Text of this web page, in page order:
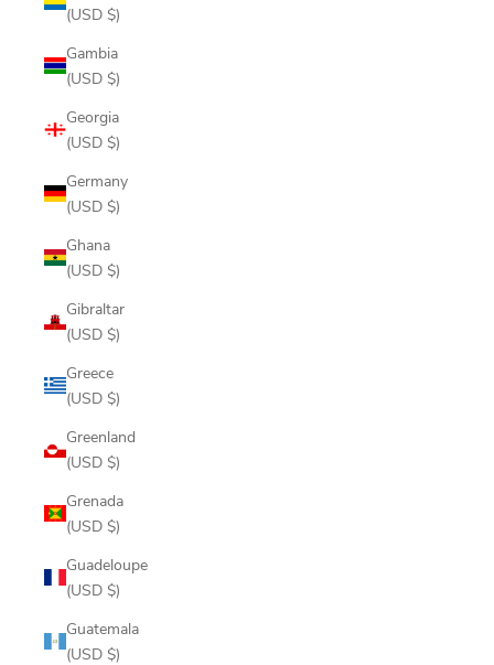
(USD $)
Gambia
(USD $)
Georgia
(USD $)
Germany
(USD $)
Ghana
(USD $)
Gibraltar
(USD $)
Greece
(USD $)
Greenland
(USD $)
Grenada
(USD $)
Guadeloupe
(USD $)
Guatemala
(USD $)